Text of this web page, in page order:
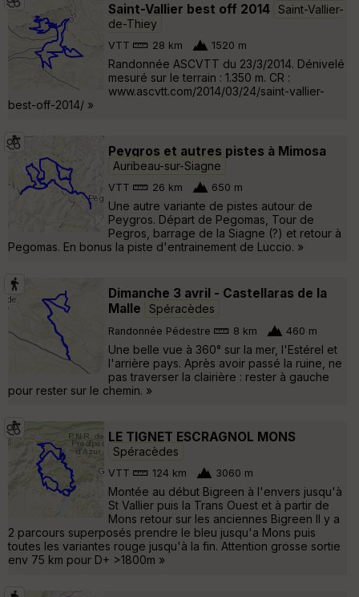
Saint-Vallier best off 2014 Saint-Vallier-
de-Thiey
VTT 28 km 1520 m
Randonnée ASCVTT du 23/3/2014. Dénivelé
mesuré sur le terrain : 1.350 m. CR :
www.ascvtt.com/2014/03/24/saint-vallier-
best-off-2014/ »
Peygros et autres pistes à Mimosa
Auribeau-sur-Siagne
VTT 26 km 650 m
Une autre variante de pistes autour de
Peygros. Départ de Pegomas, Tour de
Pegros, barrage de la Siagne (?) et retour à
Pegomas. En bonus la piste d'entrainement de Luccio. »
Dimanche 3 avril - Castellaras de la
Malle
Spéracèdes
Randonnée Pédestre 8 km 460 m
Une belle vue à 360° sur la mer, l'Estérel et
l'arrière pays. Après avoir passé la ruine, ne
pas traverser la clairière : rester à gauche
pour rester sur le chemin. »
LE TIGNET ESCRAGNOL MONS
Spéracèdes
VTT 124 km 3060 m
Montée au début Bigreen à l'envers jusqu'à
St Vallier puis la Trans Ouest et à partir de
Mons retour sur les anciennes Bigreen Il y a
2 parcours superposés prendre le bleu jusqu'a Mons puis
toutes les variantes rouge jusqu'à la fin. Attention grosse sortie
env 75 km pour D+ >1800m »